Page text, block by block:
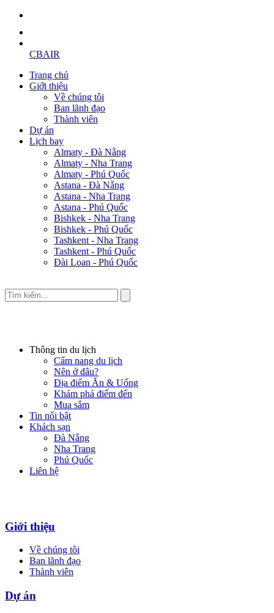
CBAIR
Trang chủ
Giới thiệu
Về chúng tôi
Ban lãnh đạo
Thành viên
Dự án
Lịch bay
Almaty - Đà Nẵng
Almaty - Nha Trang
Almaty - Phú Quốc
Astana - Đà Nẵng
Astana - Nha Trang
Astana - Phú Quốc
Bishkek - Nha Trang
Bishkek - Phú Quốc
Tashkent - Nha Trang
Tashkent - Phú Quốc
Đài Loan - Phú Quốc
Thông tin du lịch
Cẩm nang du lịch
Nên ở đâu?
Địa điểm Ăn & Uống
Khám phá điểm đến
Mua sắm
Tin nổi bật
Khách sạn
Đà Nẵng
Nha Trang
Phú Quốc
Liên hệ
Giới thiệu
Về chúng tôi
Ban lãnh đạo
Thành viên
Dự án